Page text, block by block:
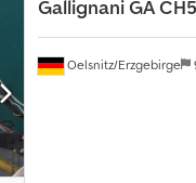
Oelsnitz/Erzgebirge
GallignaniGA